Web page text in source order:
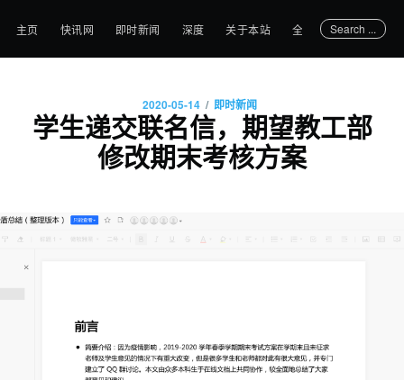
主页 快讯网 即时新闻 深度 关于本站 全部文章Search ...
2020-05-14 / 即时新闻
学生递交联名信，期望教工部
修改期末考核方案